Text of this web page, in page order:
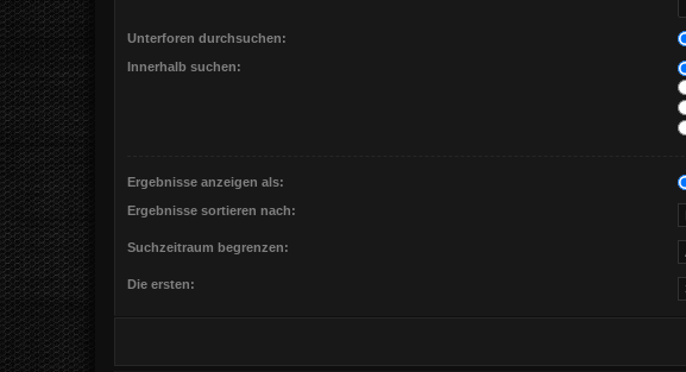
Unterforen durchsuchen:
Innerhalb suchen:
Ergebnisse anzeigen als:
Ergebnisse sortieren nach:
Suchzeitraum begrenzen:
Die ersten: